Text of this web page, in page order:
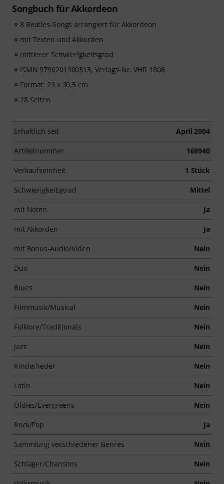
Songbuch für Akkordeon
8 Beatles-Songs arrangiert für Akkordeon
mit Texten und Akkorden
mittlerer Schwierigkeitsgrad
ISMN 9790201300313, Verlags-Nr. VHR 1806
Format: 23 x 30,5 cm
28 Seiten
Erhältlich seit April 2004
Artikelnummer 169940
Verkaufseinheit 1 Stück
Schwierigkeitsgrad Mittel
mit Noten Ja
mit Akkorden Ja
mit Bonus-Audio/Video Nein
Duo Nein
Blues Nein
Filmmusik/Musical Nein
Folklore/Traditionals Nein
Jazz Nein
Kinderlieder Nein
Latin Nein
Oldies/Evergreens Nein
Rock/Pop Ja
Sammlung verschiedener Genres Nein
Schlager/Chansons Nein